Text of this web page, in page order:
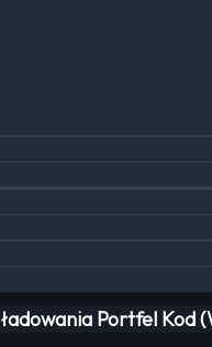
Portfel Kod